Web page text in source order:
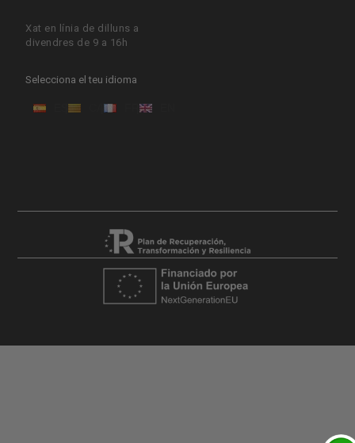
Xat en línia de dilluns a
divendres de 9 a 16h
Selecciona el teu idioma
ES CA FR